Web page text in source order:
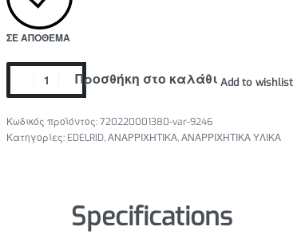
ΣΕ ΑΠΌΘΕΜΑ
Προσθήκη στο καλάθι Add to wishlist
720220001380-var-9246
Κατηγορίες: EDELRID,ΑΝΑΡΡΙΧΗΤΙΚΑ,ΑΝΑΡΡΙΧΗΤΙΚΑ ΥΛΙΚΑ
Specifications